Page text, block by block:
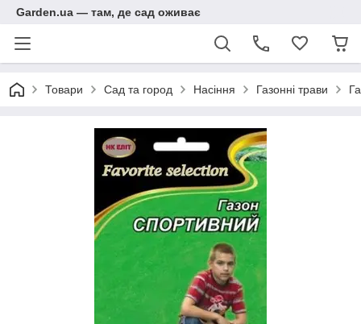
Garden.ua — там, де сад оживає
Товари Сад та город Насіння Газонні трави